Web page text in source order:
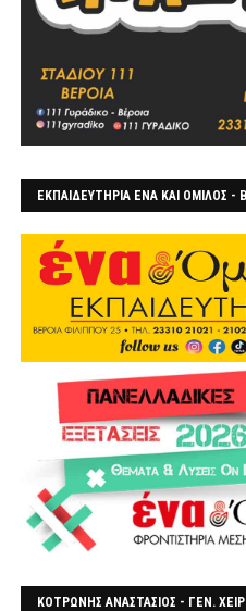
ΕΚΠΑΙΔΕΥΤΗΡΙΑ ΕΝΑ ΚΑΙ ΟΜΙΛΟΣ -
ΚΟΤΡΩΝΗΣ ΑΝΑΣΤΑΣΙΟΣ - ΓΕΝ.